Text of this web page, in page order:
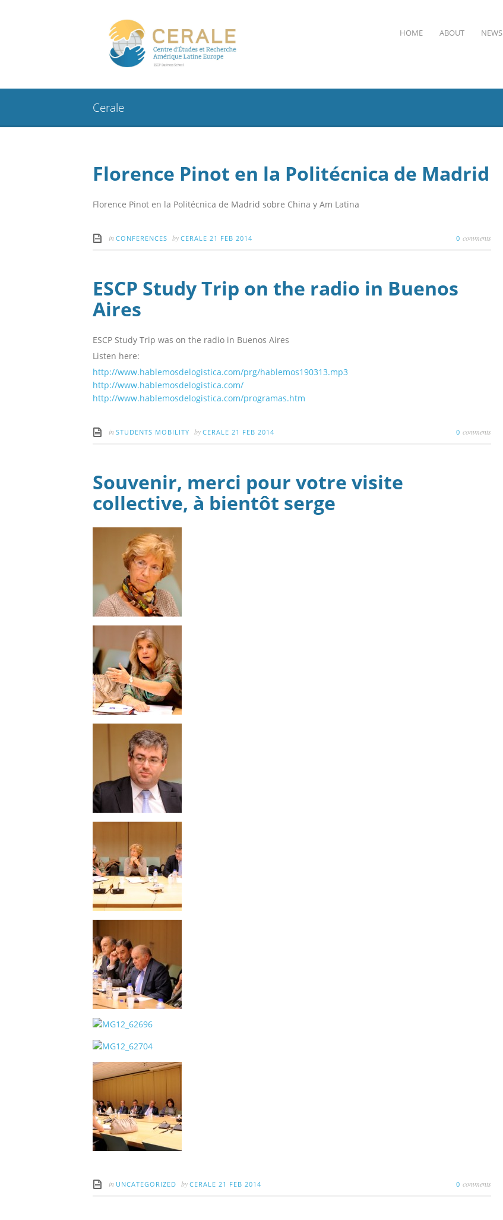
HOME ABOUT NEWS
Cerale
Florence Pinot en la Politécnica de Madrid
Florence Pinot en la Politécnica de Madrid sobre China y Am Latina
in CONFERENCES by CERALE 21 FEB 2014 0 comments
ESCP Study Trip on the radio in Buenos
Aires
ESCP Study Trip was on the radio in Buenos Aires
Listen here:
http://www.hablemosdelogistica.com/prg/hablemos190313.mp3
http://www.hablemosdelogistica.com/
http://www.hablemosdelogistica.com/programas.htm
in STUDENTS MOBILITY by CERALE 21 FEB 2014 0 comments
Souvenir, merci pour votre visite
collective, à bientôt serge
in UNCATEGORIZED by CERALE 21 FEB 2014 0 comments